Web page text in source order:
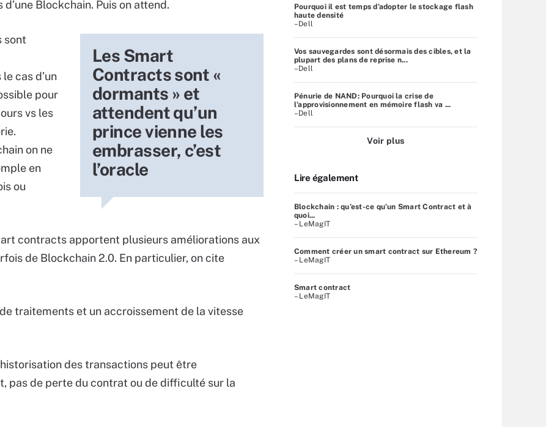
Blockchain. Puis on attend.
Les Smart
Contracts sont «
dormants » et
attendent qu’un
prince vienne les
embrasser, c’est
l’oracle
sont
cas d’un
pour
vs les
on ne
en
ou
contracts apportent plusieurs améliorations aux
de Blockchain 2.0. En particulier, on cite
traitements et un accroissement de la vitesse
des transactions peut être
pas de perte du contrat ou de difficulté sur la
Pourquoi il est temps d’adopter le stockage flash
haute densité
–Dell
Vos sauvegardes sont désormais des cibles, et la
plupart des plans de reprise n...
–Dell
Pénurie de NAND: Pourquoi la crise de
l’approvisionnement en mémoire flash va ...
–Dell
Voir plus
Lire également
Blockchain : qu’est-ce qu’un Smart Contract et à
quoi...
– LeMagIT
Comment créer un smart contract sur Ethereum ?
– LeMagIT
Smart contract
– LeMagIT